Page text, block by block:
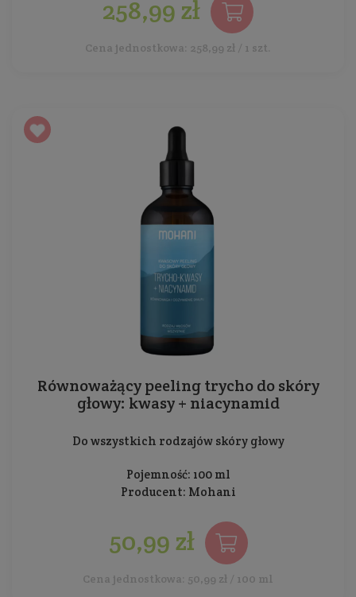
258,99 zł
Cena jednostkowa: 258,99 zł / 1 szt.
Równoważący peeling trycho do skóry
głowy: kwasy + niacynamid
Do wszystkich rodzajów skóry głowy
Pojemność: 100 ml
Producent: Mohani
50,99 zł
Cena jednostkowa: 50,99 zł / 100 ml